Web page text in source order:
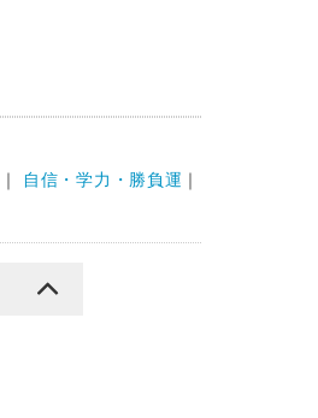
｜ 自信・学力・勝負運 ｜